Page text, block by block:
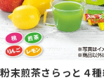
粉末煎茶さらっと４種